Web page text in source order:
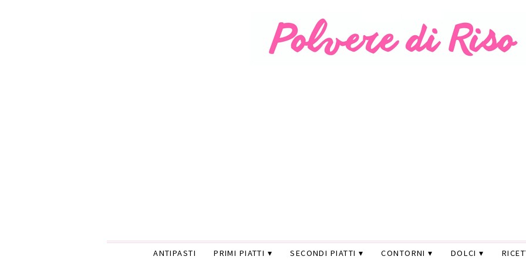
ANTIPASTI PRIMI PIATTI SECONDI PIATTI CONTORNI DOLCI